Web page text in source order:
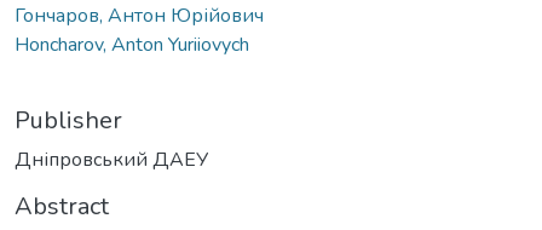
Гончаров, Антон Юрійович
Honcharov, Anton Yuriiovych
Publisher
Дніпровський ДАЕУ
Abstract